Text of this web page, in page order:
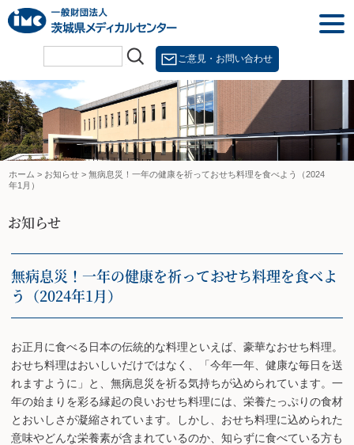
Skip
to
content
ご意見・お問い合わせ
ホーム > お知らせ > 無病息災！一年の健康を祈っておせち料理を食べよう（2024
年1月）
お知らせ
無病息災！一年の健康を祈っておせち料理を食べよ
う（2024年1月）
お正月に食べる日本の伝統的な料理といえば、豪華なおせち料理。
おせち料理はおいしいだけではなく、「今年一年、健康な毎日を送
れますように」と、無病息災を祈る気持ちが込められています。一
年の始まりを彩る縁起の良いおせち料理には、栄養たっぷりの食材
とおいしさが凝縮されています。しかし、おせち料理に込められた
意味やどんな栄養素が含まれているのか、知らずに食べている方も